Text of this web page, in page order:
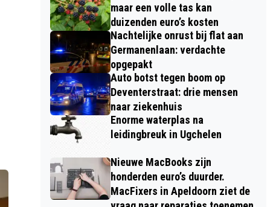
maar een volle tas kan
duizenden euro’s kosten
Nachtelijke onrust bij flat aan
Germanenlaan: verdachte
opgepakt
Auto botst tegen boom op
Deventerstraat: drie mensen
naar ziekenhuis
Enorme waterplas na
leidingbreuk in Ugchelen
Nieuwe MacBooks zijn
honderden euro’s duurder.
MacFixers in Apeldoorn ziet de